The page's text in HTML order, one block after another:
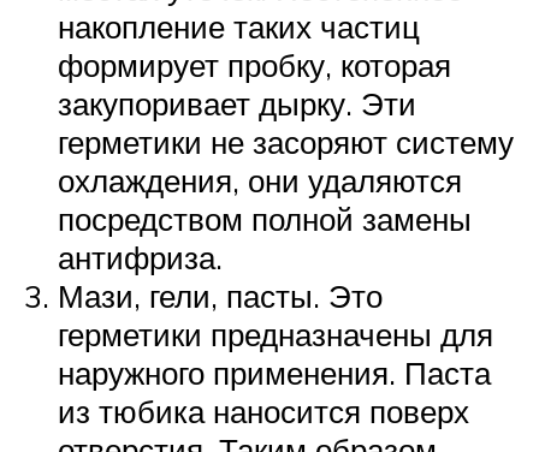
накопление таких частиц
формирует пробку, которая
закупоривает дырку. Эти
герметики не засоряют систему
охлаждения, они удаляются
посредством полной замены
антифриза.
Мази, гели, пасты. Это
герметики предназначены для
наружного применения. Паста
из тюбика наносится поверх